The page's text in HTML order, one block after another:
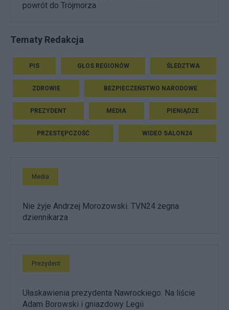
powrót do Trójmorza
Tematy Redakcja
PIS GŁOS REGIONÓW ŚLEDZTWA
ZDROWIE BEZPIECZEŃSTWO NARODOWE
PREZYDENT MEDIA PIENIĄDZE
PRZESTĘPCZOŚĆ WIDEO SALON24
Media
Nie żyje Andrzej Morozowski. TVN24 żegna
dziennikarza
Prezydent
Ułaskawienia prezydenta Nawrockiego. Na liście
Adam Borowski i gniazdowy Legii